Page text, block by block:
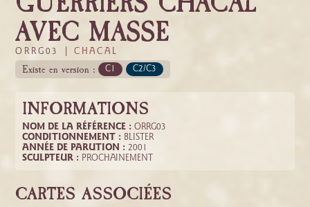
AVEC MASSE
ORRG03 | CHACAL
Existe en version : C1 C2/C3
INFORMATIONS
NOM DE LA RÉFÉRENCE : ORRG03
CONDITIONNEMENT : BLISTER
ANNÉE DE PARUTION : 2001
SCULPTEUR : PROCHAINEMENT
CARTES ASSOCIÉES